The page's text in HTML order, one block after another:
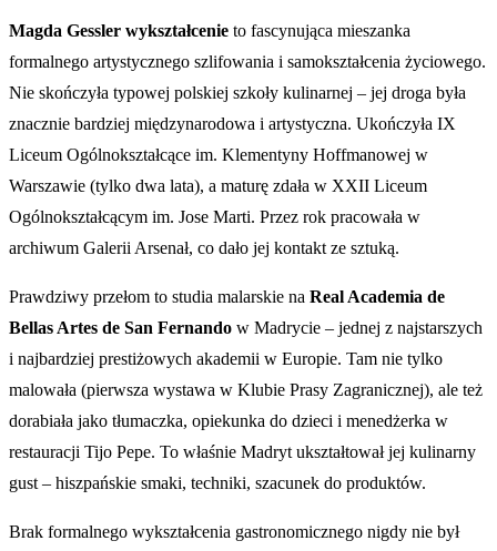
Magda Gessler wykształcenie to fascynująca mieszanka
formalnego artystycznego szlifowania i samokształcenia życiowego.
Nie skończyła typowej polskiej szkoły kulinarnej – jej droga była
znacznie bardziej międzynarodowa i artystyczna. Ukończyła IX
Liceum Ogólnokształcące im. Klementyny Hoffmanowej w
Warszawie (tylko dwa lata), a maturę zdała w XXII Liceum
Ogólnokształcącym im. Jose Marti. Przez rok pracowała w
archiwum Galerii Arsenał, co dało jej kontakt ze sztuką.
Prawdziwy przełom to studia malarskie na Real Academia de
Bellas Artes de San Fernando w Madrycie – jednej z najstarszych
i najbardziej prestiżowych akademii w Europie. Tam nie tylko
malowała (pierwsza wystawa w Klubie Prasy Zagranicznej), ale też
dorabiała jako tłumaczka, opiekunka do dzieci i menedżerka w
restauracji Tijo Pepe. To właśnie Madryt ukształtował jej kulinarny
gust – hiszpańskie smaki, techniki, szacunek do produktów.
Brak formalnego wykształcenia gastronomicznego nigdy nie był